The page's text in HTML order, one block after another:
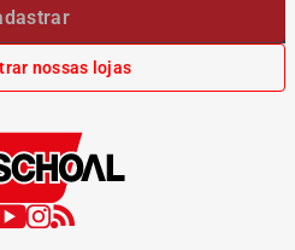
nossas lojas